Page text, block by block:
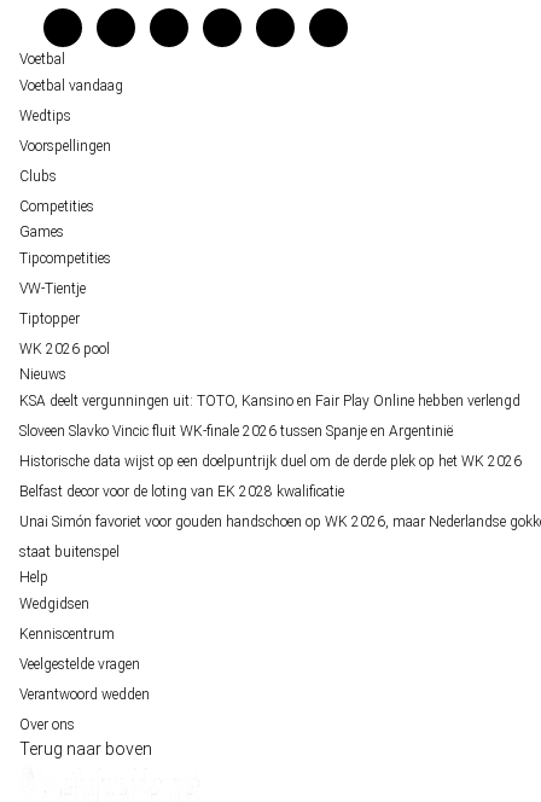
Verantwoord wedden
Over ons
Voetbal
Voetbal vandaag
Wedtips
Voorspellingen
Clubs
Competities
Games
Tipcompetities
VW-Tientje
Tiptopper
WK 2026 pool
Nieuws
KSA deelt vergunningen uit: TOTO, Kansino en Fair Play Online hebben verlengd
Sloveen Slavko Vincic fluit WK-finale 2026 tussen Spanje en Argentinië
Historische data wijst op een doelpuntrijk duel om de derde plek op het WK 2026
Belfast decor voor de loting van EK 2028 kwalificatie
Unai Simón favoriet voor gouden handschoen op WK 2026, maar Nederlandse
staat buitenspel
Help
Wedgidsen
Kenniscentrum
Veelgestelde vragen
Verantwoord wedden
Over ons
Terug naar boven